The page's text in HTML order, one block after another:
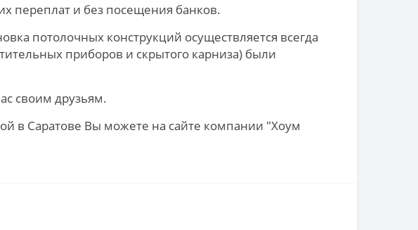
переплат и без посещения банков.
потолочных конструкций осуществляется всегда
приборов и скрытого карниза) были
своим друзьям.
в Саратове Вы можете на сайте компании "Хоум